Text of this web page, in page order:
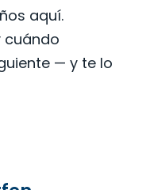
aquí.
cuándo
— y te lo